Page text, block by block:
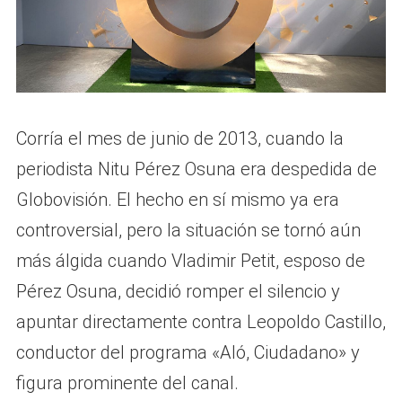
Corría el mes de junio de 2013, cuando la
periodista Nitu Pérez Osuna era despedida de
Globovisión. El hecho en sí mismo ya era
controversial, pero la situación se tornó aún
más álgida cuando Vladimir Petit, esposo de
Pérez Osuna, decidió romper el silencio y
apuntar directamente contra Leopoldo Castillo,
conductor del programa «Aló, Ciudadano» y
figura prominente del canal.